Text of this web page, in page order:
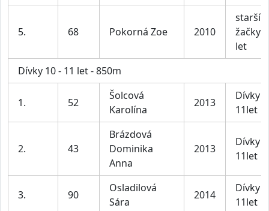
5. 68 Pokorná Zoe 2010
starší
žačky
let
Dívky 10 - 11 let - 850m
1. 52
Šolcová
Karolína
2013
Dívky
11let
2. 43
Brázdová
Dominika
Anna
2013
Dívky
11let
3. 90
Osladilová
Sára
2014
Dívky
11let